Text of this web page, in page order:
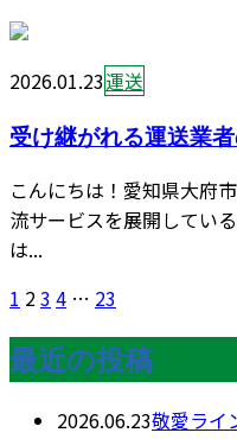
2026.01.23運送
受け継がれる運送業
こんにちは！愛知県大府
流サービスを展開してい
は...
1 23 4 … 23
最近の投稿
2026.06.23敬愛ライ